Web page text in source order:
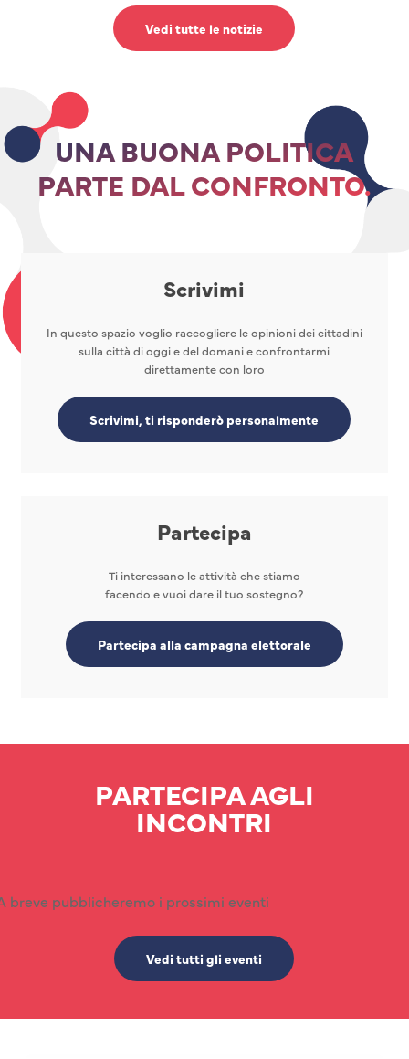
Vedi tutte le notizie
UNA BUONA POLITICA
PARTE DAL CONFRONTO.
Scrivimi
In questo spazio voglio raccogliere le opinioni dei cittadini
sulla città di oggi e del domani e confrontarmi
direttamente con loro
Scrivimi, ti risponderò personalmente
Partecipa
Ti interessano le attività che stiamo
facendo e vuoi dare il tuo sostegno?
Partecipa alla campagna elettorale
PARTECIPA AGLI
INCONTRI
breve pubblicheremo i prossimi eventi
Vedi tutti gli eventi